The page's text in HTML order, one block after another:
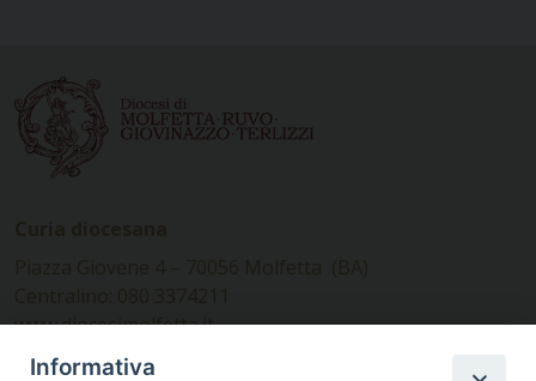
www.diocesimolfetta.it –
diocesimolfetta@pec.chiesacattolica.it
Informativa